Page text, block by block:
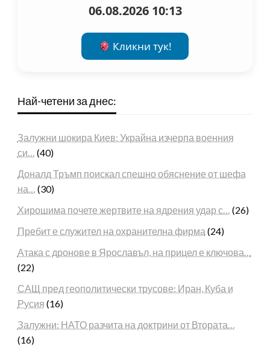
06.08.2026 10:13
Кликни тук!
Най-четени за днес:
Залужни шокира Киев: Украйна изчерпа военния
си… (40)
Доналд Тръмп поискал спешно обяснение от шефа
на… (30)
Хирошима почете жертвите на ядрения удар с… (26)
Пребит е служител на охранителна фирма (24)
Атака с дронове в Ярославъл, на прицел е ключова…
(22)
САЩ пред геополитически трусове: Иран, Куба и
Русия (16)
Залужни: НАТО разчита на доктрини от Втората…
(16)